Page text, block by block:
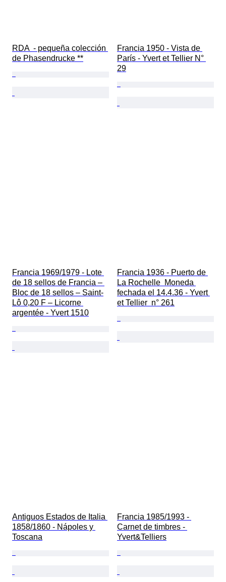
RDA  - pequeña colección
de Phasendrucke **
Francia 1950 - Vista de
París - Yvert et Tellier N°
29
Francia 1969/1979 - Lote
de 18 sellos de Francia –
Bloc de 18 sellos – Saint-
Lô 0,20 F – Licorne
argentée - Yvert 1510
Francia 1936 - Puerto de
La Rochelle  Moneda
fechada el 14.4.36 - Yvert
et Tellier  n° 261
Antiguos Estados de Italia
1858/1860 - Nápoles y
Toscana
Francia 1985/1993 -
Carnet de timbres -
Yvert&Telliers